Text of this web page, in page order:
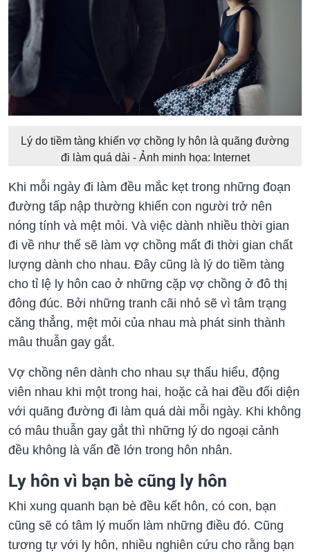
Lý do tiềm tàng khiến vợ chồng ly hôn là quãng đường
đi làm quá dài - Ảnh minh họa: Internet
Khi mỗi ngày đi làm đều mắc kẹt trong những đoạn
đường tấp nập thường khiến con người trở nên
nóng tính và mệt mỏi. Và việc dành nhiều thời gian
đi về như thế sẽ làm vợ chồng mất đi thời gian chất
lượng dành cho nhau. Đây cũng là lý do tiềm tàng
cho tỉ lệ ly hôn cao ở những cặp vợ chồng ở đô thị
đông đúc. Bởi những tranh cãi nhỏ sẽ vì tâm trạng
căng thẳng, mệt mỏi của nhau mà phát sinh thành
mâu thuẫn gay gắt.
Vợ chồng nên dành cho nhau sự thấu hiểu, động
viên nhau khi một trong hai, hoặc cả hai đều đối diện
với quãng đường đi làm quá dài mỗi ngày. Khi không
có mâu thuẫn gay gắt thì những lý do ngoại cảnh
đều không là vấn đề lớn trong hôn nhân.
Ly hôn vì bạn bè cũng ly hôn
Khi xung quanh bạn bè đều kết hôn, có con, bạn
cũng sẽ có tâm lý muốn làm những điều đó. Cũng
tương tự với ly hôn, nhiều nghiên cứu cho rằng bạn